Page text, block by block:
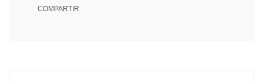
COMPARTIR